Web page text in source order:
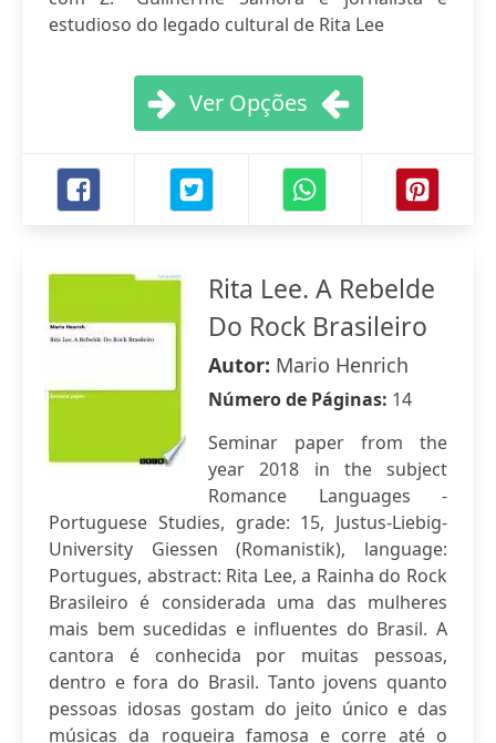
estudioso do legado cultural de Rita Lee
Ver Opções
Rita Lee. A Rebelde
Do Rock Brasileiro
Autor: Mario Henrich
Número de Páginas: 14
Seminar paper from the
year 2018 in the subject
Romance Languages -
Portuguese Studies, grade: 15, Justus-Liebig-
University Giessen (Romanistik), language:
Portugues, abstract: Rita Lee, a Rainha do Rock
Brasileiro é considerada uma das mulheres
mais bem sucedidas e influentes do Brasil. A
cantora é conhecida por muitas pessoas,
dentro e fora do Brasil. Tanto jovens quanto
pessoas idosas gostam do jeito único e das
músicas da roqueira famosa e corre até o